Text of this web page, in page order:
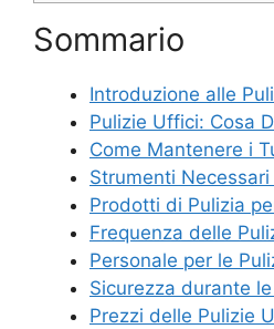
Sommario
Introduzione alle
Pulizie Uffici: Cosa
Come Mantenere i
Strumenti
Prodotti di Pulizia
Frequenza delle
Personale per le
Sicurezza durante
Prezzi delle Pulizie